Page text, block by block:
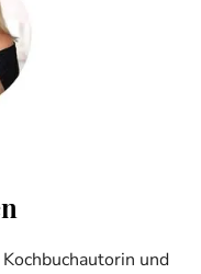
und